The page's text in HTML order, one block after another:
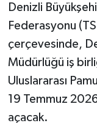
Denizli
Federasyonu
çerçevesinde,
Müdürlüğü iş
Uluslararası
19 Temmuz 2026
açacak.